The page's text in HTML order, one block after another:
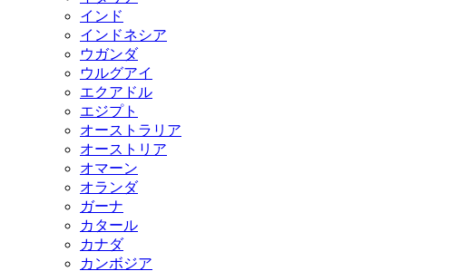
インド
インドネシア
ウガンダ
ウルグアイ
エクアドル
エジプト
オーストラリア
オーストリア
オマーン
オランダ
ガーナ
カタール
カナダ
カンボジア